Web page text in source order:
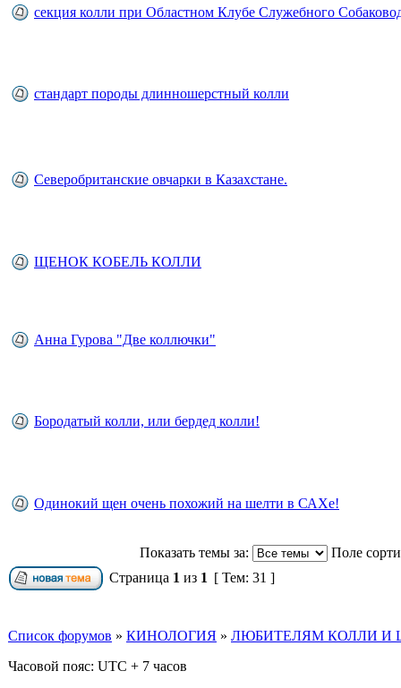
секция колли при Областном Клубе Служебного
стандарт породы длинношерстный колли
Северобританские овчарки в Казахстане.
ЩЕНОК КОБЕЛЬ КОЛЛИ
Анна Гурова "Две коллючки"
Бородатый колли, или бердед колли!
Одинокий щен очень похожий на шелти в САХе!
Показать темы за:
Поле
Страница 1 из 1 [ Тем: 31 ]
Список форумов » КИНОЛОГИЯ » ЛЮБИТЕЛЯМ КОЛЛИ И
Часовой пояс: UTC + 7 часов